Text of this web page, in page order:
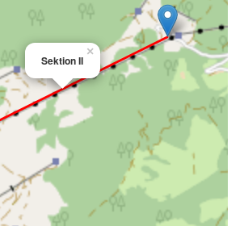
Sektion II
×